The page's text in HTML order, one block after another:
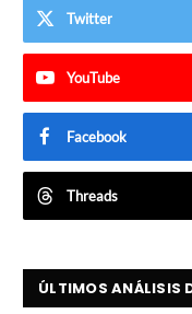
Twitter
YouTube
Facebook
Threads
ÚLTIMOS ANÁLISIS